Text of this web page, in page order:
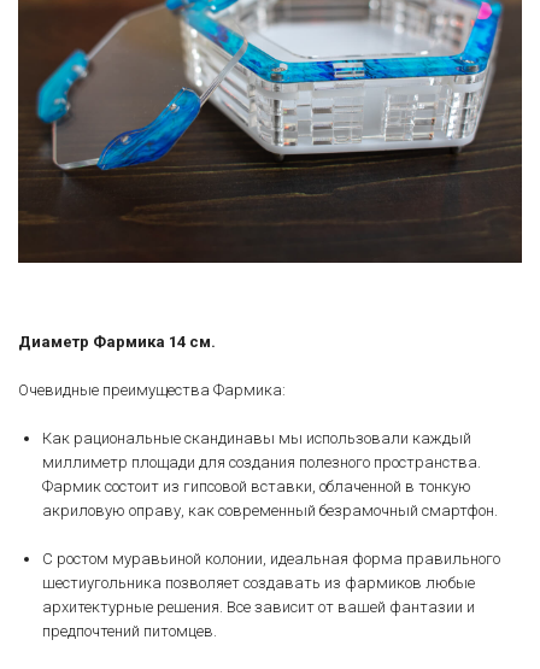
Диаметр Фармика 14 см.
Очевидные преимущества Фармика:
Как рациональные скандинавы мы использовали каждый
миллиметр площади для создания полезного пространства.
Фармик состоит из гипсовой вставки, облаченной в тонкую
акриловую оправу, как современный безрамочный смартфон.
С ростом муравьиной колонии, идеальная форма правильного
шестиугольника позволяет создавать из фармиков любые
архитектурные решения. Все зависит от вашей фантазии и
предпочтений питомцев.